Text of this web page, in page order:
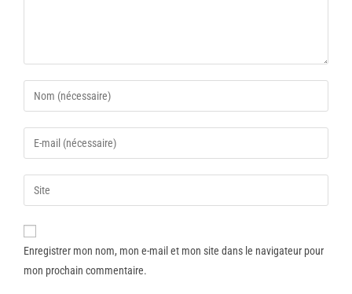
Enregistrer mon nom, mon e-mail et mon site dans le navigateur pour
mon prochain commentaire.